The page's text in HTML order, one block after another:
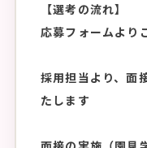
【選考の流れ】
応募フォームより
採用担当より、面
たします